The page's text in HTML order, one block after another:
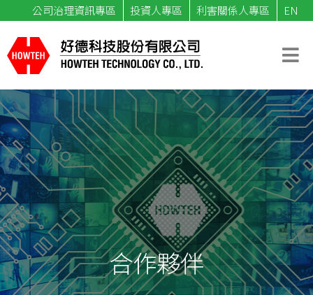
公司治理資訊專區 投資人專區 利害關係人專區 EN
合作夥伴